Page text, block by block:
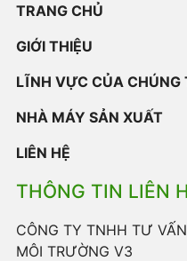
TRANG CHỦ
GIỚI THIỆU
LĨNH VỰC CỦA CHÚNG
NHÀ MÁY SẢN XUẤT
LIÊN HỆ
THÔNG TIN LIÊN
CÔNG TY TNHH TƯ
MÔI TRƯỜNG V3